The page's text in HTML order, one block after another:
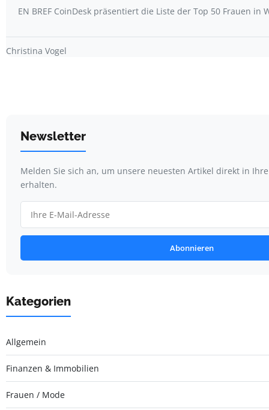
EN BREF CoinDesk präsentiert die Liste der Top 50 Frauen in
Christina Vogel
Newsletter
Melden Sie sich an, um unsere neuesten Artikel direkt in
erhalten.
Abonnieren
Kategorien
Allgemein
Finanzen & Immobilien
Frauen / Mode